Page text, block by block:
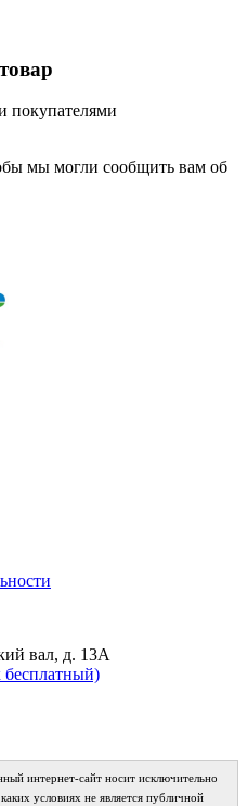
покупателями
мы могли сообщить вам об
вал, д. 13А
бесплатный)
интернет-сайт носит исключительно
условиях не является публичной